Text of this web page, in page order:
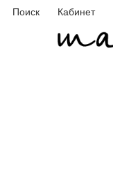
Поиск Кабинет